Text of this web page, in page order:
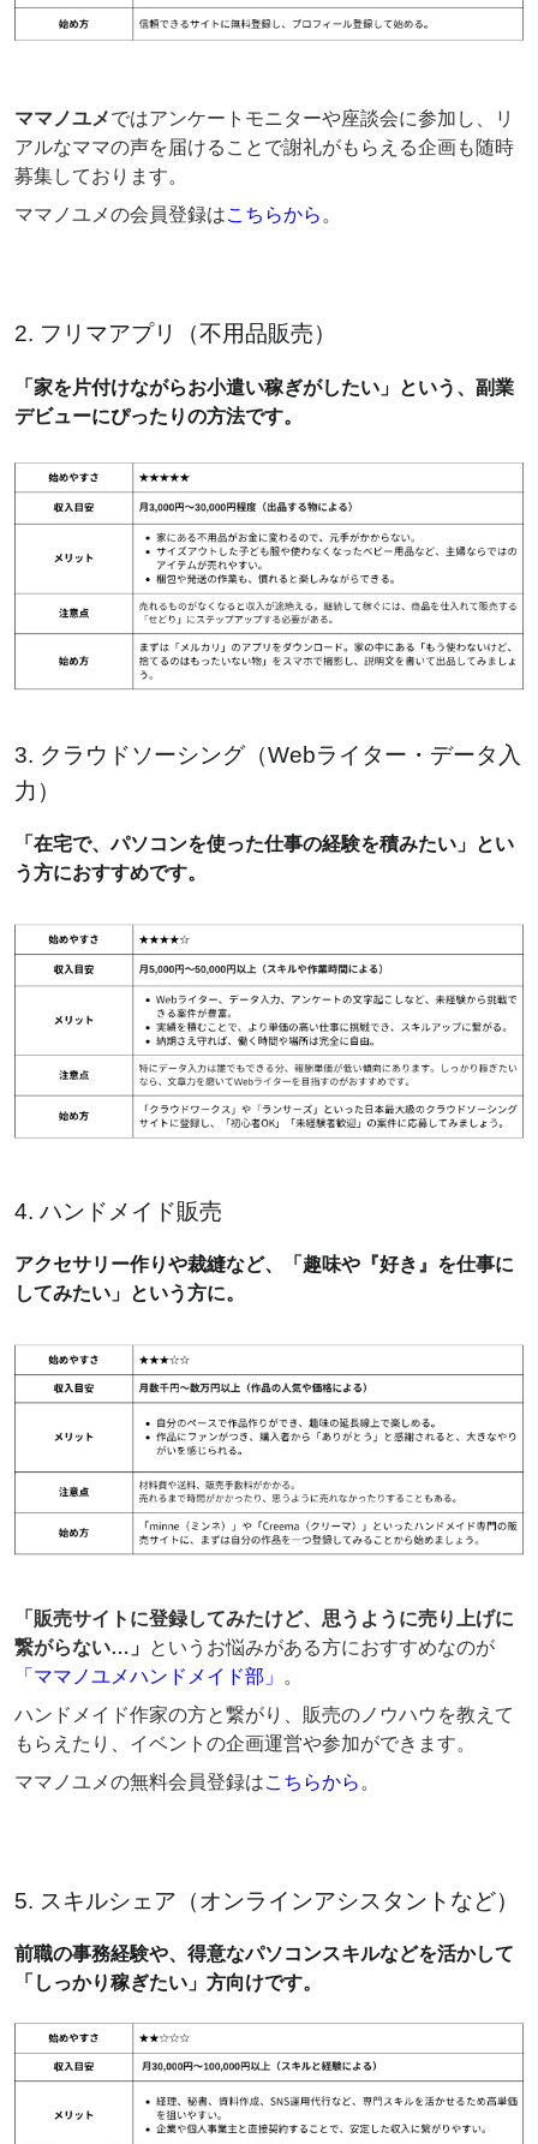
ママノユメではアンケートモニターや座談会に参加し、リ
アルなママの声を届けることで謝礼がもらえる企画も随時
募集しております。
ママノユメの会員登録はこちらから。
2. フリマアプリ（不用品販売）
「家を片付けながらお小遣い稼ぎがしたい」という、副業
デビューにぴったりの方法です。
3. クラウドソーシング（Webライター・データ入
力）
「在宅で、パソコンを使った仕事の経験を積みたい」とい
う方におすすめです。
4. ハンドメイド販売
アクセサリー作りや裁縫など、「趣味や『好き』を仕事に
してみたい」という方に。
「販売サイトに登録してみたけど、思うように売り上げに
繋がらない…」
というお悩みがある方におすすめなのが
「ママノユメハンドメイド部」
。
ハンドメイド作家の方と繋がり、販売のノウハウを教えて
もらえたり、イベントの企画運営や参加ができます。
ママノユメの無料会員登録はこちらから 。
5. スキルシェア（オンラインアシスタントなど）
前職の事務経験や、得意なパソコンスキルなどを活かして
「しっかり稼ぎたい」方向けです。